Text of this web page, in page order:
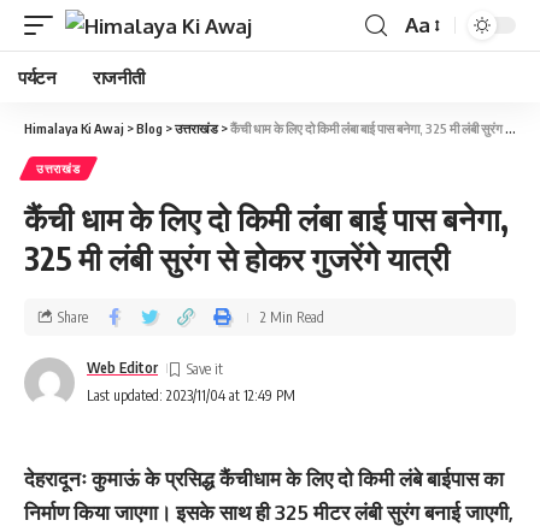
Aa
पर्यटन राजनीती
Himalaya Ki Awaj >Blog >उत्तराखंड>कैंची धाम के लिए दो किमी लंंबा बाई पास बनेगा, 325 मी लंबी सुरंग से होकर गुजरेंगे यात्री
उत्तराखंड
कैंची धाम के लिए दो किमी लंंबा बाई पास बनेगा,
325 मी लंबी सुरंग से होकर गुजरेंगे यात्री
Last updated: 2023/11/04 at 12:49 PM
Web Editor
Share 2 Min Read
देहरादूनः कुमाऊं के प्रसिद्ध कैंचीधाम के लिए दो किमी लंबे बाईपास का
निर्माण किया जाएगा। इसके साथ ही 325 मीटर लंबी सुरंग बनाई जाएगी,